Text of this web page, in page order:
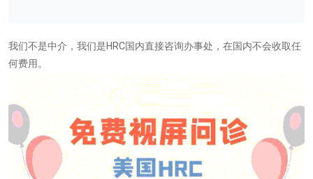
我们不是中介，我们是HRC国内直接咨询办事处，在国内不会收取任
何费用。